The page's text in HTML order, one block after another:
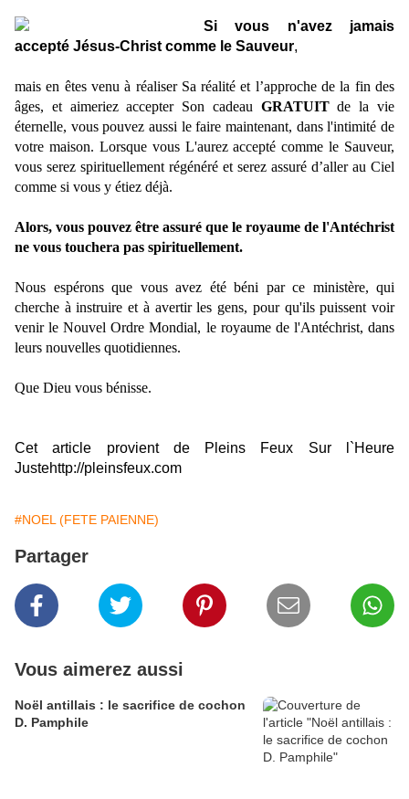
Si vous n'avez jamais
accepté Jésus-Christ comme le Sauveur,
mais en êtes venu à réaliser Sa réalité et l’approche de la fin des
âges, et aimeriez accepter Son cadeau GRATUITde la vie
éternelle, vous pouvez aussi le faire maintenant, dans l'intimité de
votre maison. Lorsque vous L'aurez accepté comme le Sauveur,
vous serez spirituellement régénéré et serez assuré d’aller au Ciel
comme si vous y étiez déjà.
Alors, vous pouvez être assuré que le royaume de l'Antéchrist
ne vous touchera pas spirituellement.
Nous espérons que vous avez été béni par ce ministère, qui
cherche à instruire et à avertir les gens, pour qu'ils puissent voir
venir le Nouvel Ordre Mondial, le royaume de l'Antéchrist, dans
leurs nouvelles quotidiennes.
Que Dieu vous bénisse.
Cet article provient de Pleins Feux Sur l`Heure
Justehttp://pleinsfeux.com
#NOEL (FETE PAIENNE)
Partager
Vous aimerez aussi
Noël antillais : le sacrifice de cochon
D. Pamphile